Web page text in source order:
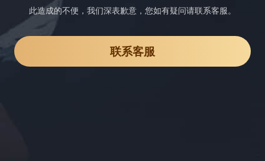
此造成的不便，我们深表歉意，您如有疑问请联系客服。
联系客服